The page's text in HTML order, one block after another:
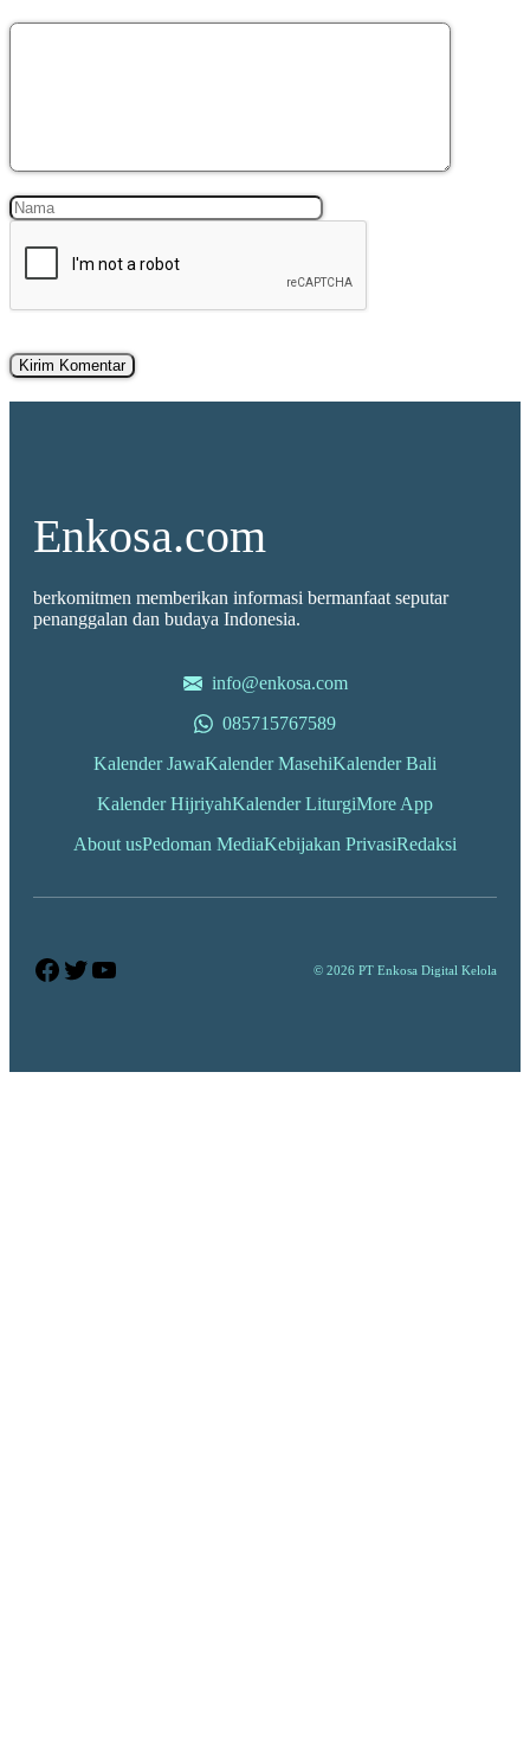
Komentar
Nama Surel
Enkosa.com
berkomitmen memberikan informasi bermanfaat seputar
penanggalan dan budaya Indonesia.
info@enkosa.com
085715767589
Kalender JawaKalender MasehiKalender Bali
Kalender HijriyahKalender LiturgiMore App
About usPedoman MediaKebijakan PrivasiRedaksi
Facebook
Twitter
YouTube © 2026 PT Enkosa Digital Kelola